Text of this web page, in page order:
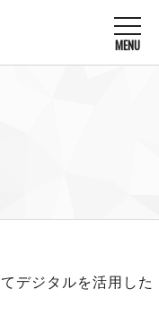
MENU
デジタルを活用した